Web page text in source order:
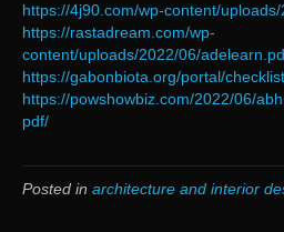
https://4j90.com/wp-content/
https://rastadream.com/wp-
content/uploads/2022/06/
https://gabonbiota.org/portal/
https://powshowbiz.com/2022/06/
pdf/
Posted in architecture and interior